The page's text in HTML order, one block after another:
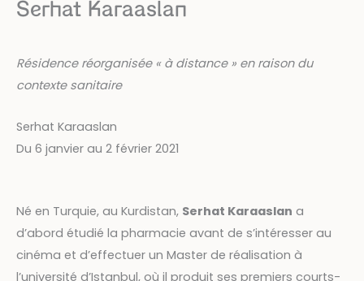
Serhat Karaaslan
Résidence réorganisée « à distance » en raison du
contexte sanitaire
Serhat Karaaslan
Du 6 janvier au 2 février 2021
Né en Turquie, au Kurdistan, Serhat Karaaslan a
d’abord étudié la pharmacie avant de s’intéresser au
cinéma et d’effectuer un Master de réalisation à
l’université d’Istanbul, où il produit ses premiers courts-